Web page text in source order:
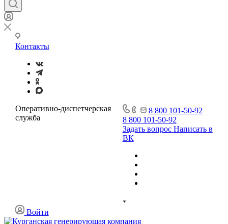
Контакты
Оперативно-диспетчерская
служба
8 800 101-50-92
8 800 101-50-92
Задать вопрос Написать в
ВК
Войти